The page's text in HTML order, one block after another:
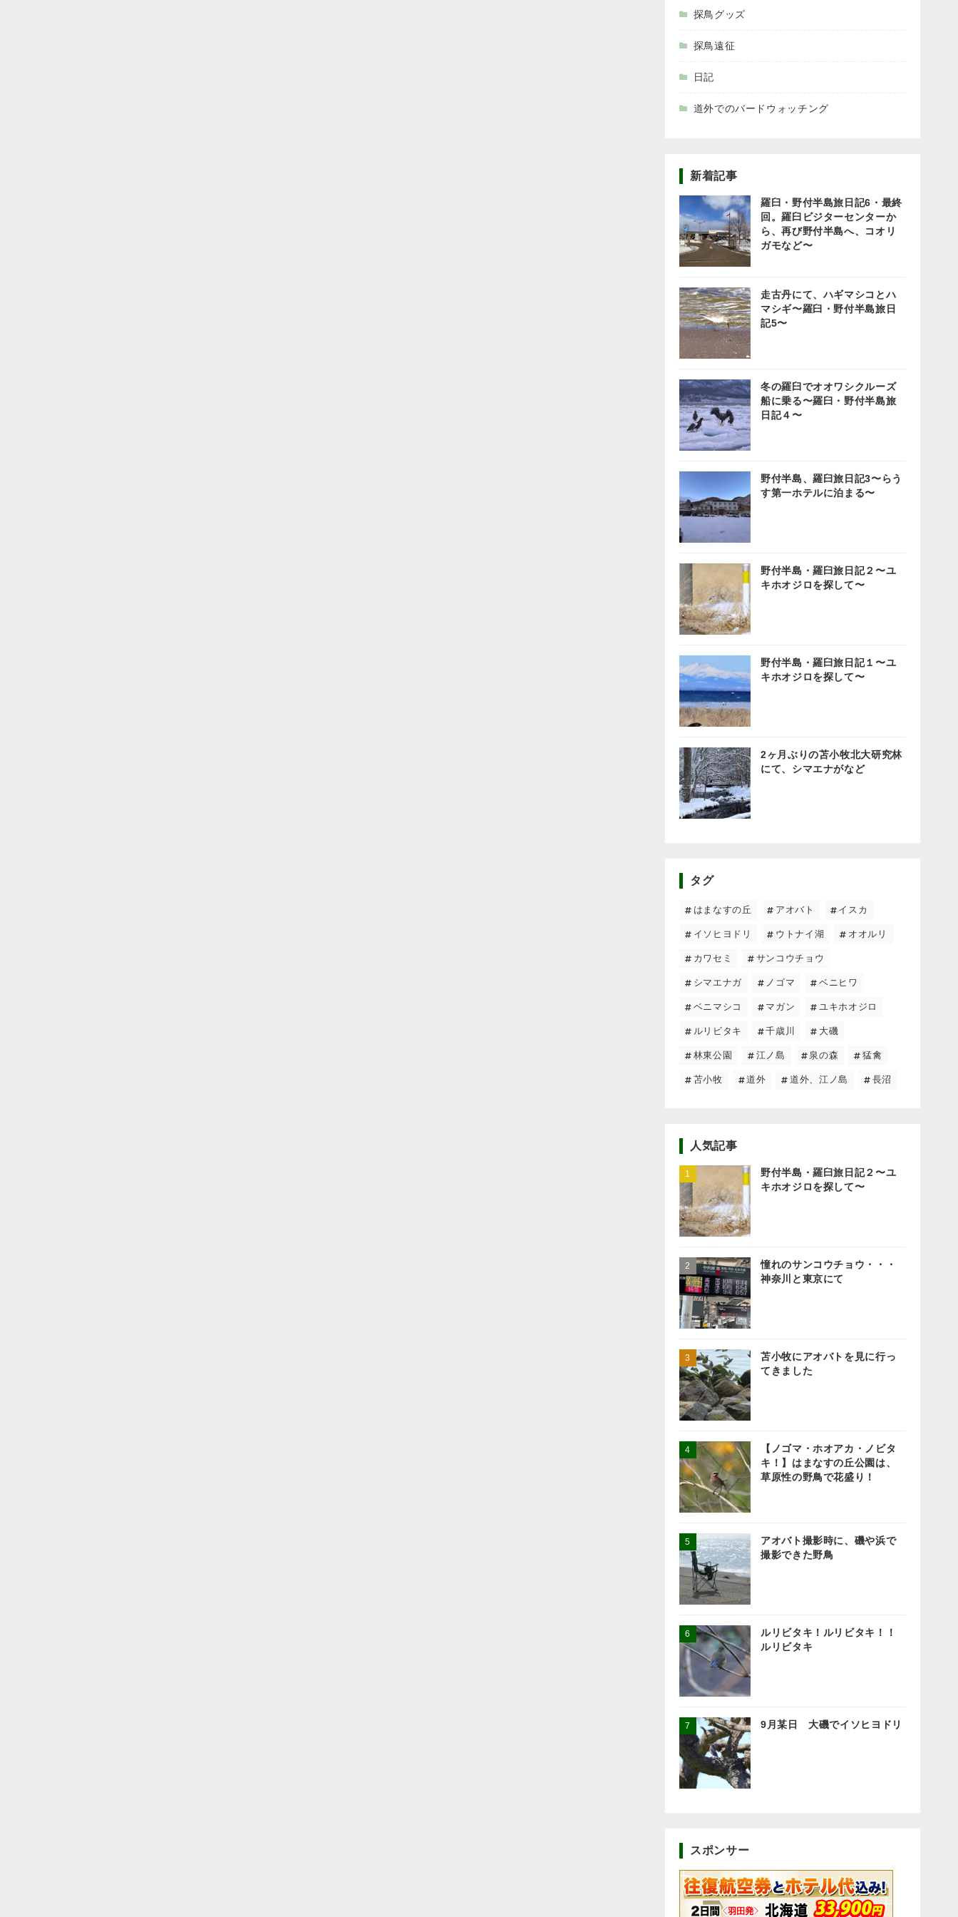
探鳥グッズ
探鳥遠征
日記
道外でのバードウォッチング
新着記事
羅臼・野付半島旅日記6・最終
回。羅臼ビジターセンターか
ら、再び野付半島へ、コオリ
ガモなど〜
走古丹にて、ハギマシコとハ
マシギ〜羅臼・野付半島旅日
記5〜
冬の羅臼でオオワシクルーズ
船に乗る〜羅臼・野付半島旅
日記４〜
野付半島、羅臼旅日記3〜らう
す第一ホテルに泊まる〜
野付半島・羅臼旅日記２〜ユ
キホオジロを探して〜
野付半島・羅臼旅日記１〜ユ
キホオジロを探して〜
2ヶ月ぶりの苫小牧北大研究林
にて、シマエナがなど
タグ
はまなすの丘 アオバト イスカ
イソヒヨドリ ウトナイ湖 オオルリ
カワセミ サンコウチョウ
シマエナガ ノゴマ ベニヒワ
ベニマシコ マガン ユキホオジロ
ルリビタキ 千歳川 大磯
林東公園 江ノ島 泉の森 猛禽
苫小牧 道外 道外、江ノ島 長沼
人気記事
野付半島・羅臼旅日記２〜ユ
キホオジロを探して〜
憧れのサンコウチョウ・・・
神奈川と東京にて
苫小牧にアオバトを見に行っ
てきました
【ノゴマ・ホオアカ・ノビタ
キ！】はまなすの丘公園は、
草原性の野鳥で花盛り！
アオバト撮影時に、磯や浜で
撮影できた野鳥
ルリビタキ！ルリビタキ！！
ルリビタキ
9月某日 大磯でイソヒヨドリ
スポンサー